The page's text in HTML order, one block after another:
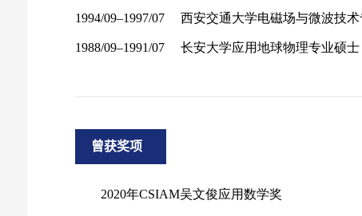
曾获奖项